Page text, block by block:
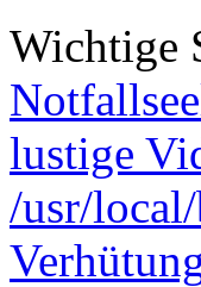
Wichtige
lustige
/usr/